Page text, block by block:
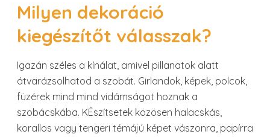
Milyen dekoráció
kiegészítőt válasszak?
Igazán széles a kínálat, amivel pillanatok alatt
átvarázsolhatod a szobát. Girlandok, képek, polcok,
füzérek mind mind vidámságot hoznak a
szobácskába. KÉszítsetek közösen halacskás,
korallos vagy tengeri témájú képet vászonra, papírra